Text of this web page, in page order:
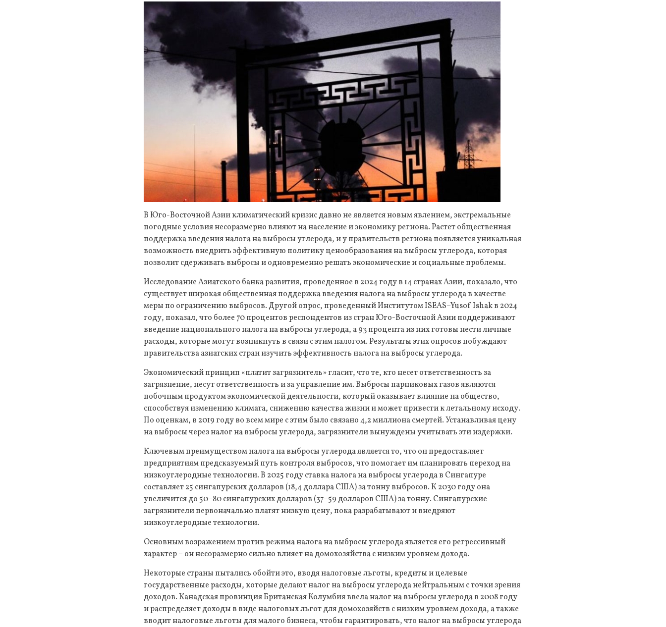
В Юго-Восточной Азии климатический кризис давно не является новым явлением, экстремальные
погодные условия несоразмерно влияют на население и экономику региона. Растет общественная
поддержка введения налога на выбросы углерода, и у правительств региона появляется уникальная
возможность внедрить эффективную политику ценообразования на выбросы углерода, которая
позволит сдерживать выбросы и одновременно решать экономические и социальные проблемы.
Исследование Азиатского банка развития, проведенное в 2024 году в 14 странах Азии, показало, что
существует широкая общественная поддержка введения налога на выбросы углерода в качестве
меры по ограничению выбросов. Другой опрос, проведенный Институтом ISEAS–Yusof Ishak в 2024
году, показал, что более 70 процентов респондентов из стран Юго-Восточной Азии поддерживают
введение национального налога на выбросы углерода, а 93 процента из них готовы нести личные
расходы, которые могут возникнуть в связи с этим налогом. Результаты этих опросов побуждают
правительства азиатских стран изучить эффективность налога на выбросы углерода.
Экономический принцип «платит загрязнитель» гласит, что те, кто несет ответственность за
загрязнение, несут ответственность и за управление им. Выбросы парниковых газов являются
побочным продуктом экономической деятельности, который оказывает влияние на общество,
способствуя изменению климата, снижению качества жизни и может привести к летальному исходу.
По оценкам, в 2019 году во всем мире с этим было связано 4,2 миллиона смертей. Устанавливая цену
на выбросы через налог на выбросы углерода, загрязнители вынуждены учитывать эти издержки.
Ключевым преимуществом налога на выбросы углерода является то, что он предоставляет
предприятиям предсказуемый путь контроля выбросов, что помогает им планировать переход на
низкоуглеродные технологии. В 2025 году ставка налога на выбросы углерода в Сингапуре
составляет 25 сингапурских долларов (18,4 доллара США) за тонну выбросов. К 2030 году она
увеличится до 50–80 сингапурских долларов (37–59 долларов США) за тонну. Сингапурские
загрязнители первоначально платят низкую цену, пока разрабатывают и внедряют
низкоуглеродные технологии.
Основным возражением против режима налога на выбросы углерода является его регрессивный
характер – он несоразмерно сильно влияет на домохозяйства с низким уровнем дохода.
Некоторые страны пытались обойти это, вводя налоговые льготы, кредиты и целевые
государственные расходы, которые делают налог на выбросы углерода нейтральным с точки зрения
доходов. Канадская провинция Британская Колумбия ввела налог на выбросы углерода в 2008 году
и распределяет доходы в виде налоговых льгот для домохозяйств с низким уровнем дохода, а также
вводит налоговые льготы для малого бизнеса, чтобы гарантировать, что налог на выбросы углерода